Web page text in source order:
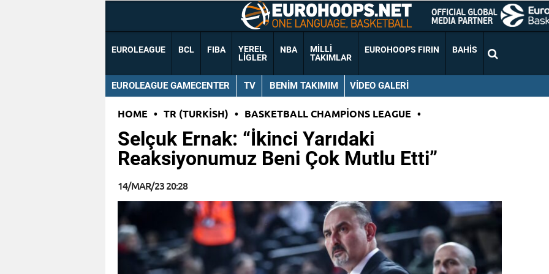
EUROLEAGUE BCL FIBA
YEREL
LIGLER
NBA
MILLI
TAKIMLAR
EUROHOOPS FIRIN BAHIS
EUROLEAGUE GAMECENTER TV BENIM TAKIMIM VIDEO GALERI
HOME • TR (TURKISH) • BASKETBALL CHAMPIONS LEAGUE •
Selçuk Ernak: “İkinci Yarıdaki
Reaksiyonumuz Beni Çok Mutlu Etti”
14/MAR/23 20:28